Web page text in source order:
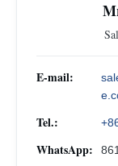
E-mail:
Tel.:
WhatsApp: